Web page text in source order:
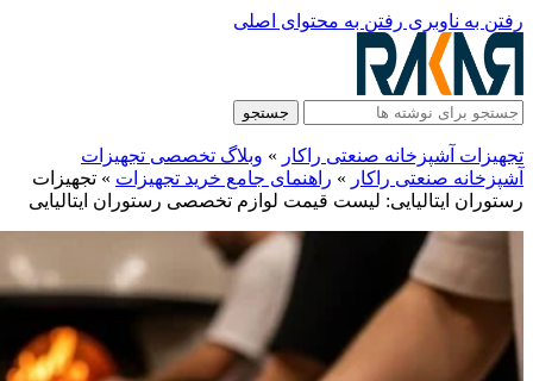
رفتن به ناوبری رفتن به محتوای اصلی
جستجو
تجهیزات آشپزخانه صنعتی راکار » وبلاگ تخصصی تجهیزات
آشپزخانه صنعتی راکار » راهنمای جامع خرید تجهیزات » تجهیزات
رستوران ایتالیایی: لیست قیمت لوازم تخصصی رستوران ایتالیایی